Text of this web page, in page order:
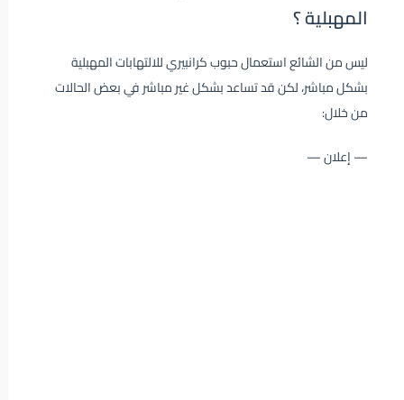
المهبلية ؟
ليس من الشائع استعمال حبوب كرانبيري للالتهابات المهبلية
بشكل مباشر، لكن قد تساعد بشكل غير مباشر في بعض الحالات
من خلال:
— إعلان —